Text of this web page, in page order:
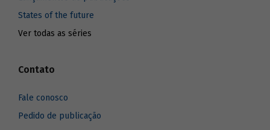
States of the future
Ver todas as séries
Contato
Fale conosco
Pedido de publicação